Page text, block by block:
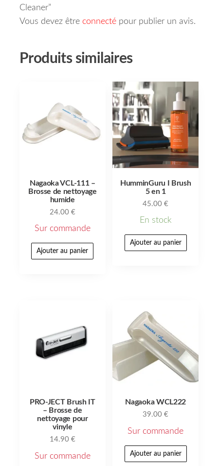
Cleaner”
Vous devez être connecté pour publier un avis.
Produits similaires
Nagaoka VCL-111 –
Brosse de nettoyage
humide
24.00 €
Sur commande
Ajouter au panier
HumminGuru I Brush
5 en 1
45.00€
En stock
Ajouter au panier
PRO-JECT Brush IT
– Brosse de
nettoyage pour
vinyle
14.90 €
Sur commande
Nagaoka WCL222
39.00€
Sur commande
Ajouter au panier